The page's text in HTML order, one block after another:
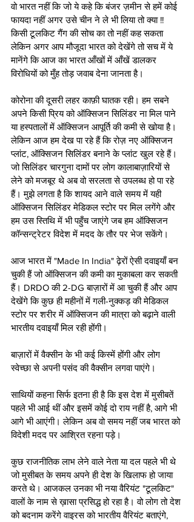
वो भारत नहीं कि जो ये कहे कि बंजर ज़मीन से हमें कोई
फायदा नहीं अगर उसे चीन ने ले भी लिया तो क्या !!
किसी टूलकिट गैंग की सोच का तो नहीं कह सकता
लेकिन अगर आप मौजूदा भारत को देखेंगे तो सच में ये
मानेंगे कि आज का भारत आँखों में आँखें डालकर
विरोधियों को मुँह तोड़ जवाब देना जानता है।
कोरोना की दूसरी लहर काफ़ी घातक रही। हम सबने
अपने किसी प्रिय को ऑक्सिजन सिलिंडर ना मिल पाने
या हस्पतालों में ऑक्सिजन आपूर्ति की कमी से खोया है।
लेकिन आज हम देख पा रहे हैं कि रोज़ नए ऑक्सिजन
प्लांट, ऑक्सिजन सिलिंडर बनाने के प्लांट खुल रहे हैं।
जो सिलिंडर चारगुना दामों पर लोग कालाबाज़ारियों से
लेने को मजबूर थे अब वो सरलता से उपलब्ध हो पा रहे
हैं। मुझे लगता है कि शायद आने वाले समय में यही
ऑक्सिजन सिलिंडर मेडिकल स्टोर पर मिल लगेंगे और
हम उस स्तिथि में भी पहुँच जाएंगे जब हम ऑक्सिजन
कॉन्सन्ट्रेटर विदेश में मदद के तौर पर भेज सकेंगे।
आज भारत में "Made In India" ढ़ेरों ऐसी दवाइयाँ बन
चुकी हैं जो ऑक्सिजन की कमी का मुकाबला कर सकती
हैं। DRDO की 2-DG बाज़ारों में आ चुकी हैं और आप
देखेंगे कि कुछ ही महीनों में गली-नुक्कड़ की मेडिकल
स्टोर पर शरीर में ऑक्सिजन की मात्रा को बढ़ाने वाली
भारतीय दवाइयाँ मिल रही होंगी।
बाज़ारों में वैक्सीन के भी कई किस्में होंगी और लोग
स्वेच्छा से अपनी पसंद की वैक्सीन लगवा पाएंगे।
साथियों कहना सिर्फ इतना ही है कि इस देश में मुसीबतें
पहले भी आई थीं और इसमें कोई दो राय नहीं है, आगे भी
आगे भी आएंगी। लेकिन अब वो समय नहीं जब भारत को
विदेशी मदद पर आश्रित रहना पड़े।
कुछ राजनीतिक लाभ लेने वाले नेता या दल पहले भी थे
जो मुसीबत के समय अपने ही देश के खिलाफ हो जाया
करते थे। आजकल उनका भी नया वैरियंट "टूलकिट"
वालों के नाम से ख़ासा प्रसिद्ध हो रहा है। वो लोग तो देश
को बदनाम करेंगे वाइरस को भारतीय वैरियंट बताएंगे,